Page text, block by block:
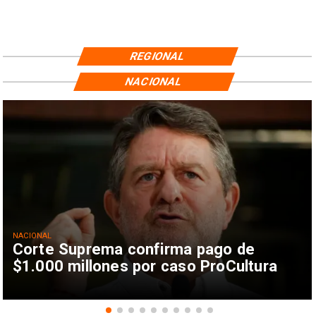
REGIONAL
Corte Suprema confirma pago de
$1.000 millones por caso ProCultura
NACIONAL
NACIONAL